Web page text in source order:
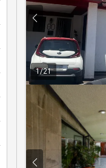
1/21